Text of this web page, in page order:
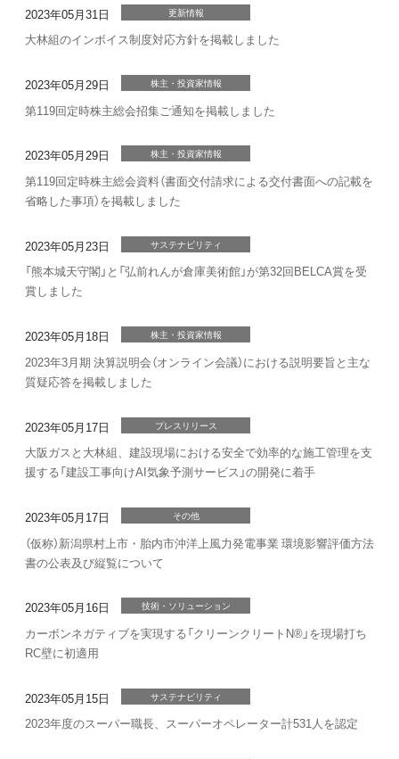
2023年05月31日 更新情報
大林組のインボイス制度対応方針を掲載しました
2023年05月29日 株主・投資家情報
第119回定時株主総会招集ご通知を掲載しました
2023年05月29日 株主・投資家情報
第119回定時株主総会資料（書面交付請求による交付書面への記載を
省略した事項）を掲載しました
2023年05月23日 サステナビリティ
「熊本城天守閣」と「弘前れんが倉庫美術館」が第32回BELCA賞を受
賞しました
2023年05月18日 株主・投資家情報
2023年3月期 決算説明会（オンライン会議）における説明要旨と主な
質疑応答を掲載しました
2023年05月17日 プレスリリース
大阪ガスと大林組、建設現場における安全で効率的な施工管理を支
援する「建設工事向けAI気象予測サービス」の開発に着手
2023年05月17日 その他
（仮称）新潟県村上市・胎内市沖洋上風力発電事業 環境影響評価方法
書の公表及び縦覧について
2023年05月16日 技術・ソリューション
カーボンネガティブを実現する「クリーンクリートN®」を現場打ち
RC壁に初適用
2023年05月15日 サステナビリティ
2023年度のスーパー職長、スーパーオペレーター計531人を認定